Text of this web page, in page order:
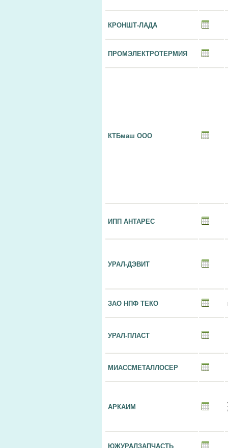
КРОНШТ-ЛАДА
ПРОМЭЛЕКТРОТЕРМИЯ
КТБмаш ООО
ИПП АНТАРЕС
УРАЛ-ДЭВИТ
ЗАО НПФ ТЕКО
УРАЛ-ПЛАСТ
МИАССМЕТАЛЛОСЕР
АРКАИМ
ЮЖУРАЛЗАПЧАСТЬ